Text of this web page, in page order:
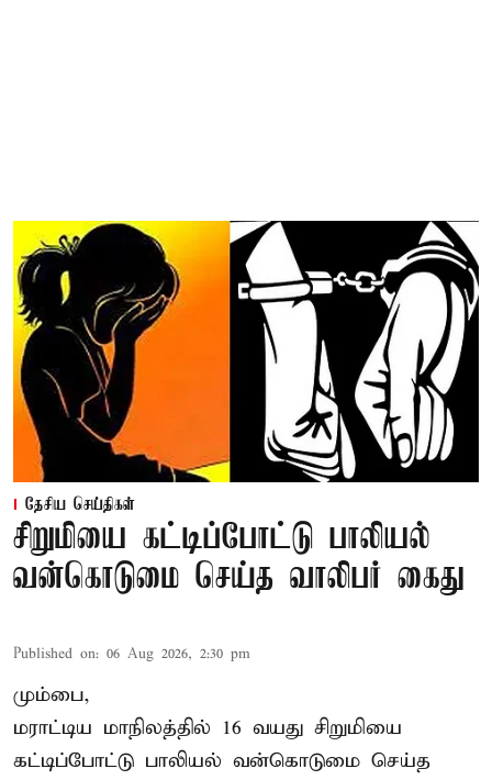
தேசிய செய்திகள்
சிறுமியை கட்டிப்போட்டு பாலியல்
வன்கொடுமை செய்த வாலிபர் கைது
Published on: 06 Aug 2026, 2:30 pm
மும்பை,
மராட்டிய மாநிலத்தில் 16 வயது சிறுமியை
கட்டிப்போட்டு பாலியல் வன்கொடுமை செய்த